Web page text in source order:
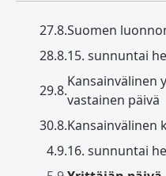
27.8.Suomen
28.8.15. sunnuntai
29.8.
Kansainvälinen
vastainen päivä
30.8.Kansainvälinen
4.9.16. sunnuntai